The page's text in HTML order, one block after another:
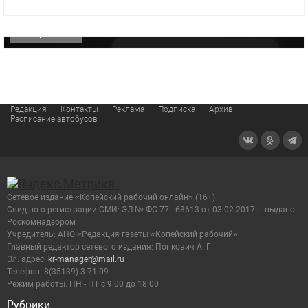
Редакция Контакты Реклама Подписка
Архив
Расписание автобусов
Рубрики
Сетевое издание «Копейский рабочий онлайн» (16+)
Cвид-во о регистрации СМИ: ЭЛ № ФС 77 - 68613 от 03.02.2017 г. выдано
Роскомнадзором
Учредитель: АНО «Редакция газеты «Копейский рабочий»
Главный редактор сетевого издания: Попкович А. Г.
Эл. адрес: kr-manager@mail.ru
Телефон: 8(35139) 3-71-09
Режим работы: ПН - ПТ с 9:00 до 18:00